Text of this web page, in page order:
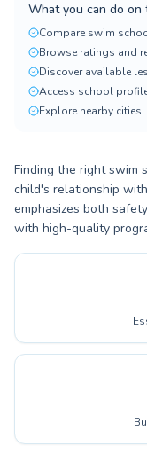
What you can do on
Compare swim
Browse ratings and
Discover available
Access school
Explore nearby cities
Finding the right swim
child's relationship
emphasizes both
with high-quality